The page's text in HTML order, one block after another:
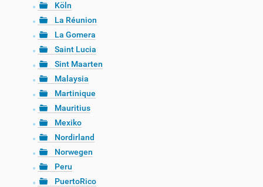
Köln
La Réunion
La Gomera
Saint Lucia
Sint Maarten
Malaysia
Martinique
Mauritius
Mexiko
Nordirland
Norwegen
Peru
PuertoRico